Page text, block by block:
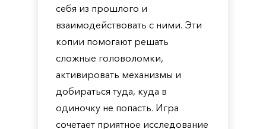
себя из прошлого и
взаимодействовать с ними. Эти
копии помогают решать
сложные головоломки,
активировать механизмы и
добираться туда, куда в
одиночку не попасть. Игра
сочетает приятное исследование